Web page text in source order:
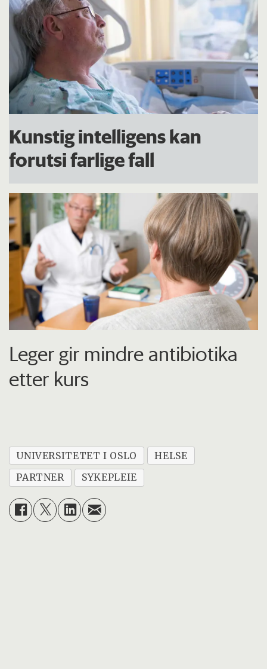
Kunstig intelligens kan
forutsi farlige fall
Leger gir mindre antibiotika
etter kurs
UNIVERSITETET I OSLO
HELSE
PARTNER
SYKEPLEIE